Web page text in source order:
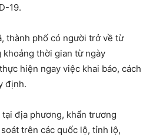
19.
thành phố có người trở về từ
thời gian từ ngày
hiện ngay việc khai báo, cách
định.
địa phương, khẩn trương
trên các quốc lộ, tỉnh lộ,